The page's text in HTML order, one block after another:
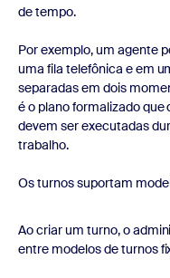
de tempo.
Por exemplo, um agente
uma fila telefônica e em
separadas em dois
é o plano formalizado
devem ser executadas
trabalho.
Os turnos suportam
Ao criar um turno, o
entre modelos de turnos